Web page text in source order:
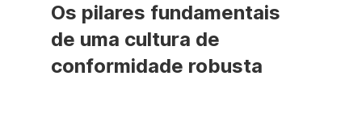
Os pilares fundamentais
de uma cultura de
conformidade robusta